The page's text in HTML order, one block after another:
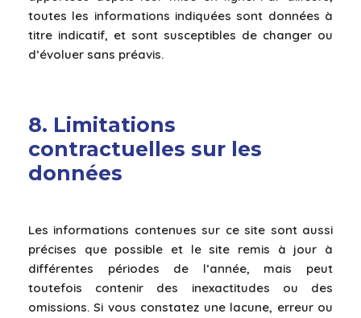
toutes les informations indiquées sont données à
titre indicatif, et sont susceptibles de changer ou
d’évoluer sans préavis.
8. Limitations
contractuelles sur les
données
Les informations contenues sur ce site sont aussi
précises que possible et le site remis à jour à
différentes périodes de l’année, mais peut
toutefois contenir des inexactitudes ou des
omissions. Si vous constatez une lacune, erreur ou